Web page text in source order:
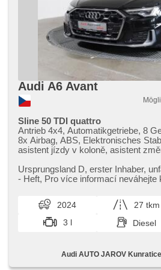
Audi A6 Avant
Sline 50 TDI quattro
Antrieb 4x4, Automatikgetriebe, 8
8x Airbag, ABS, Elektronisches
asistent jízdy v koloně, asistent
Klimaanlage, Klimaautomatik,
Geschwindigkeitsregelung, LED
Alufelgen, erfüllt 'EURO VI',
palubního počítače, dotykové
digitální přístrojový štít, volba
ruční brzda, Navigation, parkovací
Scheibenwischersensor, Lenkrad
Multifunktionslenkrad, řazení pádly
Ursprungsland D,​ erster Inhaber,​
- Heft,​ Pro více informací neváhejte
2024 27 tkm
3 l
Diesel
Audi AUTO JAROV